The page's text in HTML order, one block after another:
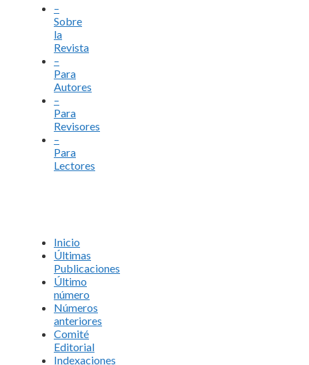
–
Sobre
la
Revista
–
Para
Autores
–
Para
Revisores
–
Para
Lectores
Inicio
Últimas
Publicaciones
Último
número
Números
anteriores
Comité
Editorial
Indexaciones